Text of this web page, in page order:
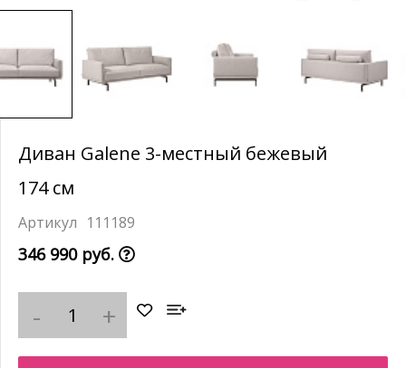
Диван Galene 3-местный бежевый
174 см
111189
346 990 руб.